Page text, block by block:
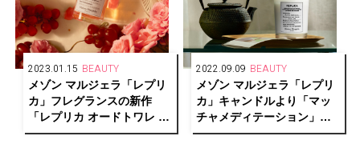
2023.01.15 BEAUTY
メゾン マルジェラ「レプリ
カ」フレグランスの新作
「レプリカ オードトワレ オ
ン ア デート」は夕暮れのエ
2022.09.09 BEAUTY
メゾン マルジェラ「レプリ
カ」キャンドルより「マッ
チャメディテーション」
「セーリング デイ」が登場